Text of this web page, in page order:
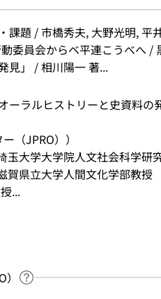
課題 / 市橋秀夫, 大野光明, 平
委員会からベ平連こうべへ /
見」 / 相川陽一 著...
ーラルヒストリーと史資料の
（JPRO））
玉大学大学院人文社会科学研
賀県立大学人間文化学部教授
...
ヘルプページへのリンク